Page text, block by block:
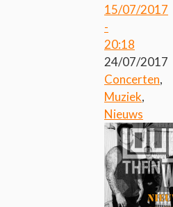
15/07/2017
-
20:18
24/07/2017
Concerten,
Muziek,
Nieuws